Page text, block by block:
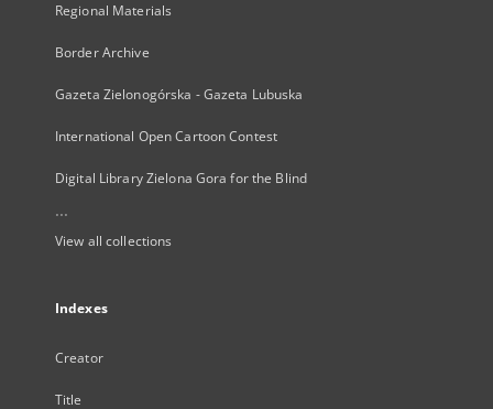
Regional Materials
Border Archive
Gazeta Zielonogórska - Gazeta Lubuska
International Open Cartoon Contest
Digital Library Zielona Gora for the Blind
...
View all collections
Indexes
Creator
Title